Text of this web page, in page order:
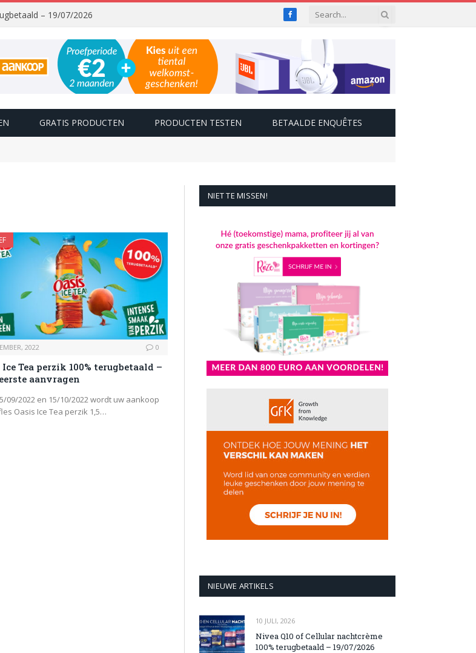
– 19/07/2026 Facebook
GRATIS PRODUCTEN PRODUCTEN TESTEN BETAALDE ENQUÊTES
2022 0
Ice Tea perzik 100% terugbetaald –
aanvragen
09/2022 en 15/10/2022 wordt uw aankoop
Oasis Ice Tea perzik 1,5…
NIET TE MISSEN!
NIEUWE ARTIKELS
10 JULI, 2026
Nivea Q10 of Cellular nachtcrème
100% terugbetaald – 19/07/2026